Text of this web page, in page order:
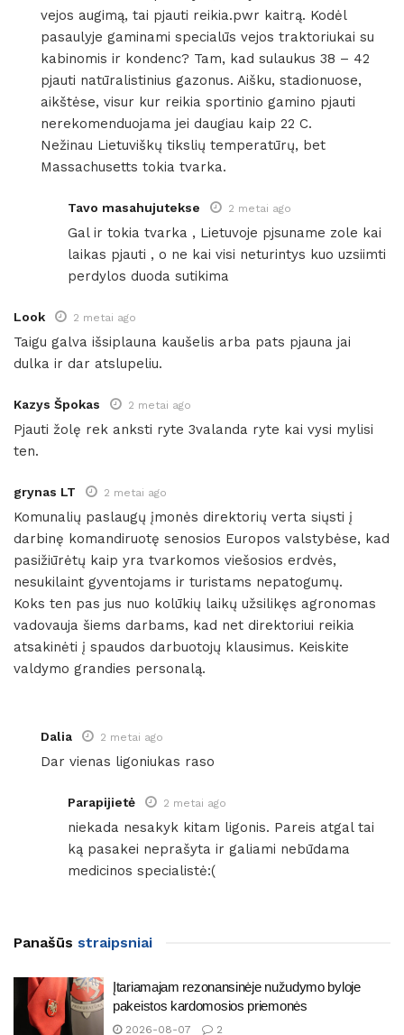
vejos augimą, tai pjauti reikia.pwr kaitrą. Kodėl
pasaulyje gaminami specialūs vejos traktoriukai su
kabinomis ir kondenc? Tam, kad sulaukus 38 – 42
pjauti natūralistinius gazonus. Aišku, stadionuose,
aikštėse, visur kur reikia sportinio gamino pjauti
nerekomenduojama jei daugiau kaip 22 C.
Nežinau Lietuviškų tikslių temperatūrų, bet
Massachusetts tokia tvarka.
Tavo masahujutekse 2 metai ago
Gal ir tokia tvarka , Lietuvoje pjsuname zole kai
laikas pjauti , o ne kai visi neturintys kuo uzsiimti
perdylos duoda sutikima
Look 2 metai ago
Taigu galva išsiplauna kaušelis arba pats pjauna jai
dulka ir dar atslupeliu.
Kazys Špokas 2 metai ago
Pjauti žolę rek anksti ryte 3valanda ryte kai vysi mylisi
ten.
grynas LT 2 metai ago
Komunalių paslaugų įmonės direktorių verta siųsti į
darbinę komandiruotę senosios Europos valstybėse, kad
pasižiūrėtų kaip yra tvarkomos viešosios erdvės,
nesukilaint gyventojams ir turistams nepatogumų.
Koks ten pas jus nuo kolūkių laikų užsilikęs agronomas
vadovauja šiems darbams, kad net direktoriui reikia
atsakinėti į spaudos darbuotojų klausimus. Keiskite
valdymo grandies personalą.
Dalia 2 metai ago
Dar vienas ligoniukas raso
Parapijietė 2 metai ago
niekada nesakyk kitam ligonis. Pareis atgal tai
ką pasakei neprašyta ir galiami nebūdama
medicinos specialistė:(
Panašūs straipsniai
Įtariamajam rezonansinėje nužudymo byloje
pakeistos kardomosios priemonės
2026-08-07 2